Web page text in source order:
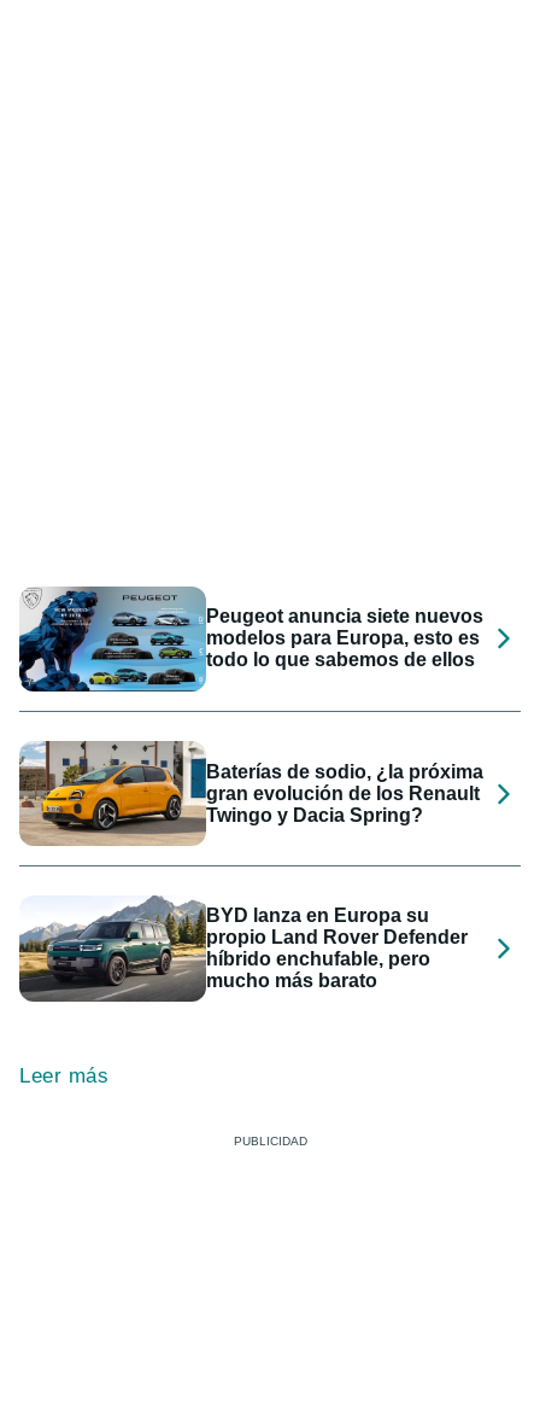
Peugeot anuncia siete nuevos
modelos para Europa, esto es
todo lo que sabemos de ellos
Baterías de sodio, ¿la próxima
gran evolución de los Renault
Twingo y Dacia Spring?
BYD lanza en Europa su
propio Land Rover Defender
híbrido enchufable, pero
mucho más barato
Leer más